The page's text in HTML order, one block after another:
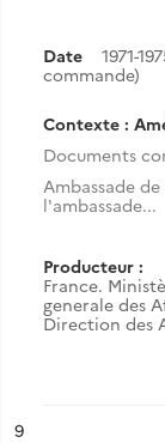
Date 1971-
commande)
Contexte :
Documents
Ambassade
l'ambassade...
Producteur :
France.
generale des
Direction des
n°
9